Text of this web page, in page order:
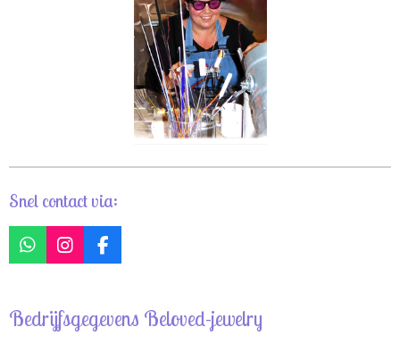
Snel contact via:
W
h
s
I
n
a
F
a
b
Bedrijfsgegevens Beloved-jewelry